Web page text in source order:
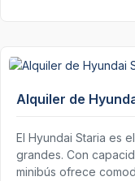
Alquiler de
El Hyundai Staria es
grandes. Con
minibús ofrece